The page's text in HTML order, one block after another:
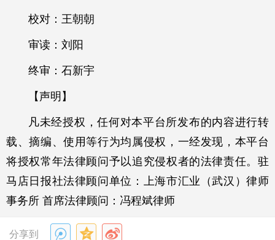
校对：王朝朝
审读：刘阳
终审：石新宇
【声明】
凡未经授权，任何对本平台所发布的内容进行转
载、摘编、使用等行为均属侵权，一经发现，本平台
将授权常年法律顾问予以追究侵权者的法律责任。驻
马店日报社法律顾问单位：上海市汇业（武汉）律师
事务所 首席法律顾问：冯程斌律师
分享到